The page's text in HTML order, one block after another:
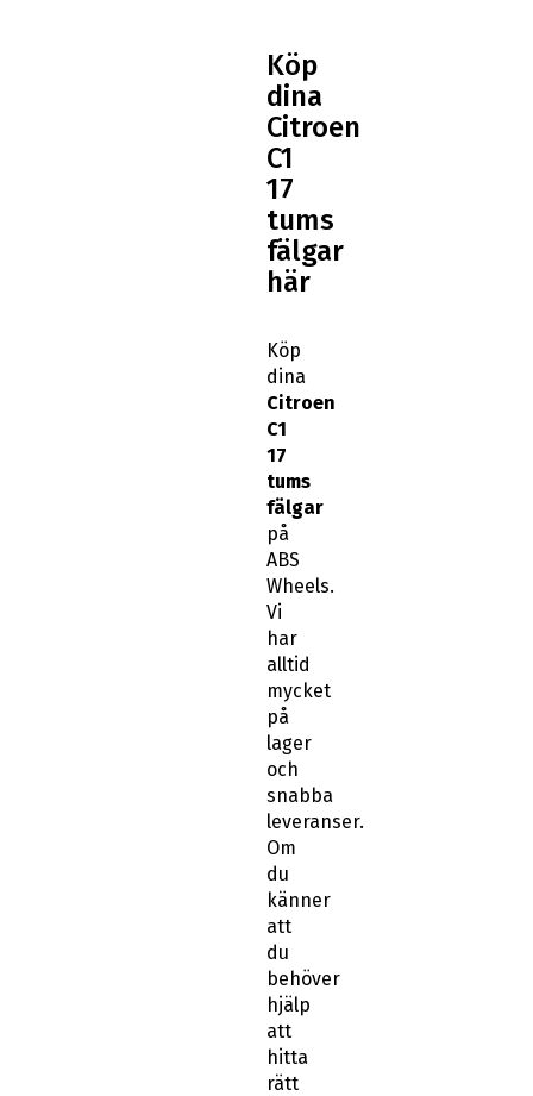
Köp
dina
Citroen
C1
17
tums
fälgar
här
Köp
dina
Citroen
C1
17
tums
fälgar
på
ABS
Wheels.
Vi
har
alltid
mycket
på
lager
och
snabba
leveranser.
Om
du
känner
att
du
behöver
hjälp
att
hitta
rätt